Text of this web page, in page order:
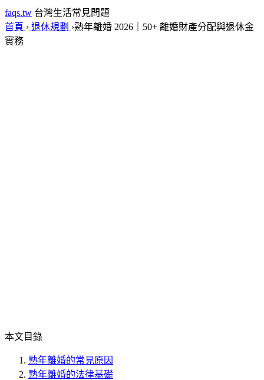
faqs.tw 台灣生活常見問題
首頁 › 退休規劃 ›熟年離婚 2026｜50+ 離婚財產分配與退休金
實務
本文目錄
熟年離婚的常見原因
熟年離婚的法律基礎